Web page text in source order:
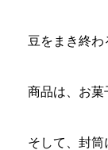
豆をまき終わ
商品は、お菓
そして、封筒